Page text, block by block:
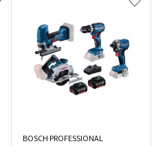
BOSCH PROFESSIONAL